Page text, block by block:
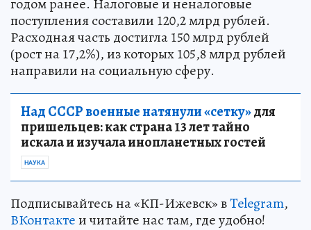
поступления составили 120,2 млрд рублей.
Расходная часть достигла 150 млрд рублей
(рост на 17,2%), из которых 105,8 млрд рублей
направили на социальную сферу.
Над СССР военные натянули «сетку»для
пришельцев: как страна 13 лет тайно
искала и изучала инопланетных гостей
НАУКА
Подписывайтесь на «КП-Ижевск» вTelegram,
ВКонтактеи читайте нас там, где удобно!